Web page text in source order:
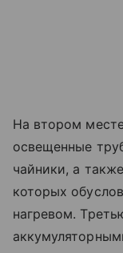
На втором
освещенные
чайники, а
которых
нагревом.